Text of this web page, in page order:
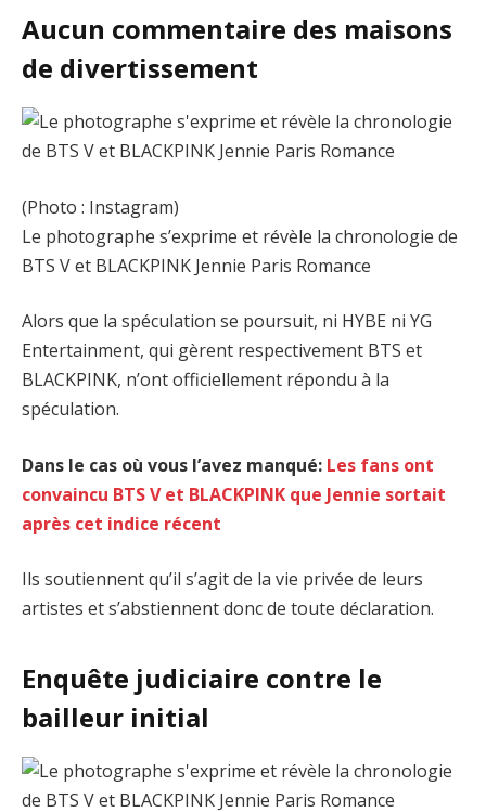
Aucun commentaire des maisons
de divertissement
(Photo : Instagram)
Le photographe s’exprime et révèle la chronologie de
BTS V et BLACKPINK Jennie Paris Romance
Alors que la spéculation se poursuit, ni HYBE ni YG
Entertainment, qui gèrent respectivement BTS et
BLACKPINK, n’ont officiellement répondu à la
spéculation.
Dans le cas où vous l’avez manqué: Les fans ont
convaincu BTS V et BLACKPINK que Jennie sortait
après cet indice récent
Ils soutiennent qu’il s’agit de la vie privée de leurs
artistes et s’abstiennent donc de toute déclaration.
Enquête judiciaire contre le
bailleur initial